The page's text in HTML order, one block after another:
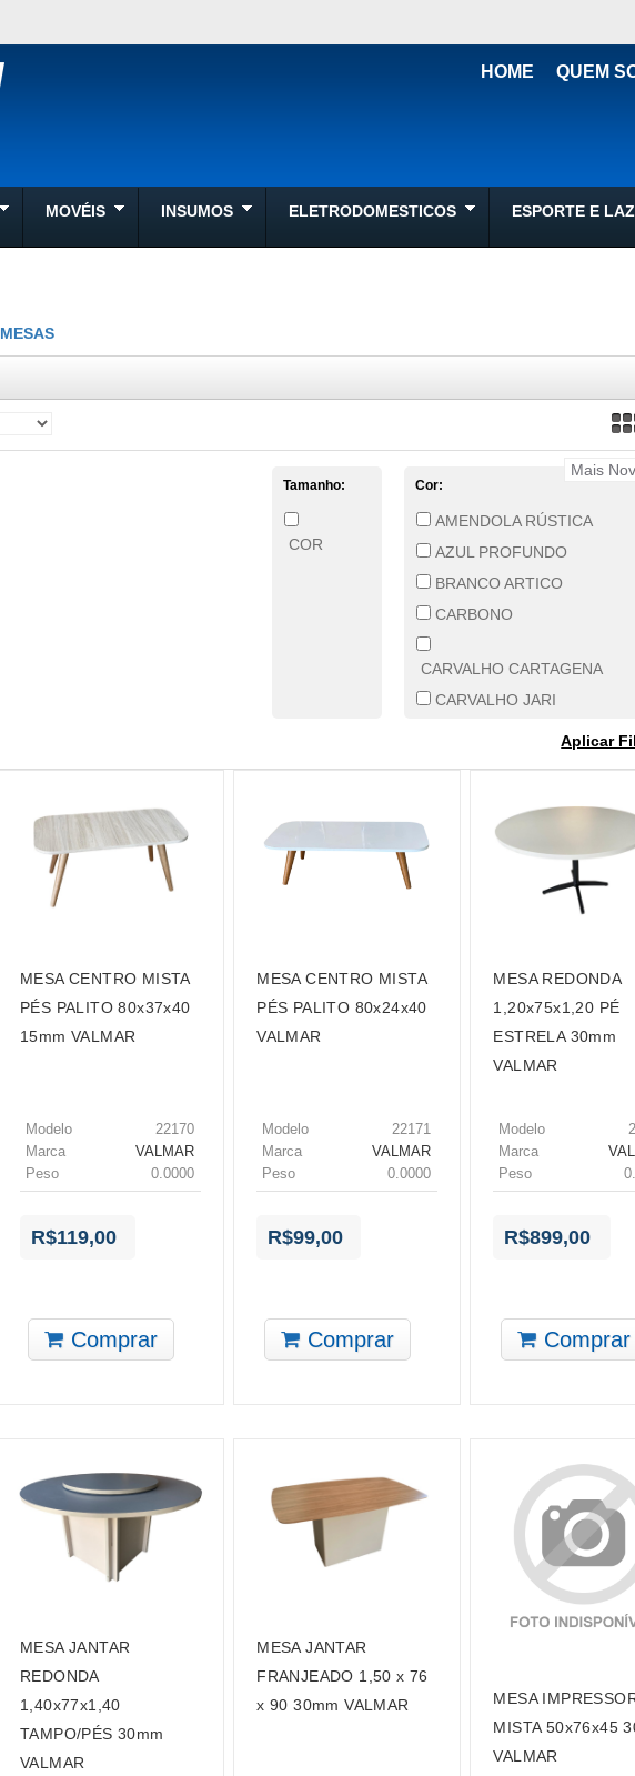
HOME QUEM
MOVÉIS INSUMOS ELETRODOMESTICOS ESPORTE E
MESAS
Tamanho:
COR
Cor:
AMENDOLA RÚSTICA
AZUL PROFUNDO
BRANCO ARTICO
CARBONO
CARVALHO CARTAGENA
CARVALHO JARI
CHOCOLATE FINELINE
CINZA CRISTAL LG
ELMO MACHIATO
GIANDUIA TRAMA
GRAFITE/FREIJO PURO
GRAFITE TEXTURADO
ITALIAN NOCE
LACCA AZUL
LACCA PRETO
NOCE MARE
PORTORO/FREIJO PURO
TITANIO TRAMA
Aplicar
MESA CENTRO MISTA
PÉS PALITO 80x37x40
15mm VALMAR
Modelo
22170
Marca
VALMAR
Peso
0.0000
R$119,00
Comprar
MESA CENTRO MISTA
PÉS PALITO 80x24x40
VALMAR
Modelo
22171
Marca
VALMAR
Peso
0.0000
R$99,00
Comprar
MESA REDONDA
1,20x75x1,20 PÉ
ESTRELA 30mm
VALMAR
Modelo
Marca
Peso
R$899,00
Comprar
MESA JANTAR
REDONDA
1,40x77x1,40
TAMPO/PÉS 30mm
VALMAR
MESA JANTAR
FRANJEADO 1,50 x 76
x 90 30mm VALMAR
MESA
MISTA 50x76x45
VALMAR